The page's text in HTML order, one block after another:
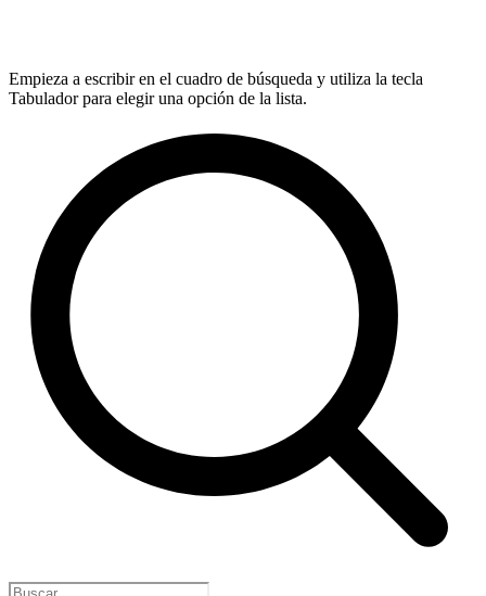
Empieza a escribir en el cuadro de búsqueda y utiliza la tecla
Tabulador para elegir una opción de la lista.